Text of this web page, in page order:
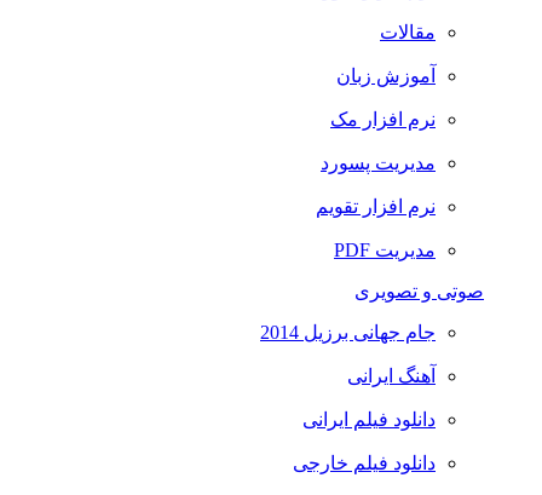
مقالات
آموزش زبان
نرم افزار مک
مدیریت پسورد
نرم افزار تقویم
مدیریت PDF
صوتی و تصویری
جام جهانی برزیل 2014
آهنگ ایرانی
دانلود فیلم ایرانی
دانلود فیلم خارجی